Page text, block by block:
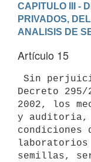
CAPITULO III -
PRIVADOS,
ANALISIS DE
Artículo 15
Decreto
2002, los
y auditoria,
condiciones
semillas,